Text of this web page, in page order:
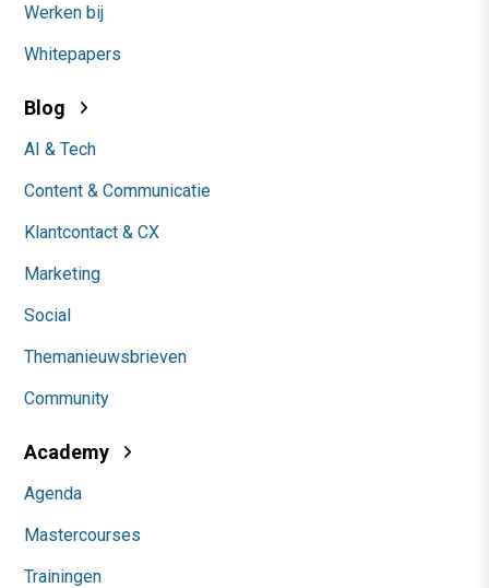
Werken bij
Whitepapers
Blog
AI & Tech
Content & Communicatie
Klantcontact & CX
Marketing
Social
Themanieuwsbrieven
Community
Academy
Agenda
Mastercourses
Trainingen